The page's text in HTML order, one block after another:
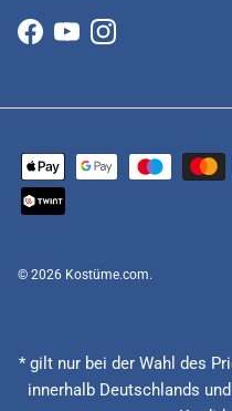
Facebook
YouTubeInstagram
© 2026 Kostüme.com.
* gilt nur bei der Wahl des
innerhalb Deutschlands